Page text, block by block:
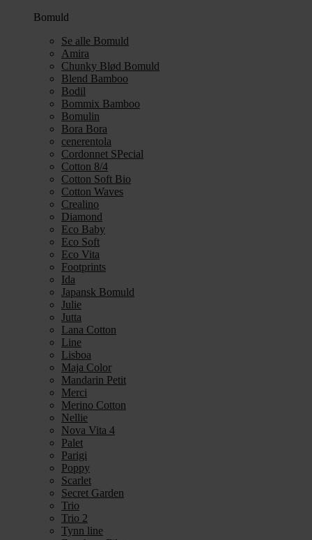
Bomuld
Se alle Bomuld
Amira
Chunky Blød Bomuld
Blend Bamboo
Bodil
Bommix Bamboo
Bomulin
Bora Bora
cenerentola
Cordonnet SPecial
Cotton 8/4
Cotton Soft Bio
Cotton Waves
Crealino
Diamond
Eco Baby
Eco Soft
Eco Vita
Footprints
Ida
Japansk Bomuld
Julie
Jutta
Lana Cotton
Line
Lisboa
Maja Color
Mandarin Petit
Merci
Merino Cotton
Nellie
Nova Vita 4
Palet
Parigi
Poppy
Scarlet
Secret Garden
Trio
Trio 2
Tynn line